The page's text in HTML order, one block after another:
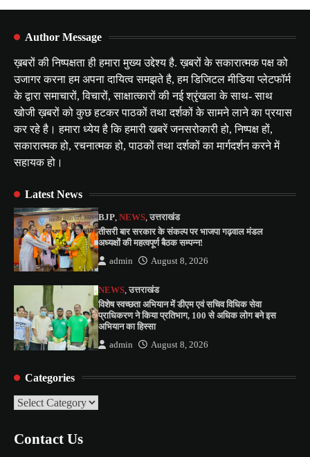
Author Message
ख़बरों की निष्पक्षता ही हमारा मुख्य उद्देश्य है. ख़बरों के सकारात्मक पक्ष को
उजागर करना हम अपना दायित्व समझते है, हम डिजिटल मीडिया प्लेटफॉर्म
के द्वारा समाचारों, विचारों, साक्षात्कारों की नई श्रृंखला के साथ- साथ
खोजी ख़बरों को कुछ हटकर पाठकों तथा दर्शकों के सामने लाने का प्रयास
कर रहे है। हमारा ध्येय है कि हमारी खबरें जनसरोकारी हो, निष्पक्ष हों,
सकारात्मक हो, रचनात्मक हो, पाठकों तथा दर्शकों का मार्गदर्शन करने में
सहायक हो।
Latest News
BJP,NEWS,उत्तराखंड
तीसरी बार सरकार के संकल्प पर भाजपा गढ़वाल मंडल
अध्यक्षों की महत्वपूर्ण बैठक सम्पन्न!
admin August 8, 2026
NEWS,उत्तराखंड
विशेष स्वच्छता अभियान में डीएम एवं सचिव विधिक सेवा
प्राधिकरण ने किया प्रतिभाग, 100 से अधिक लोग बने इस
अभियान का हिस्सा
admin August 8, 2026
Categories
Categories
Contact Us